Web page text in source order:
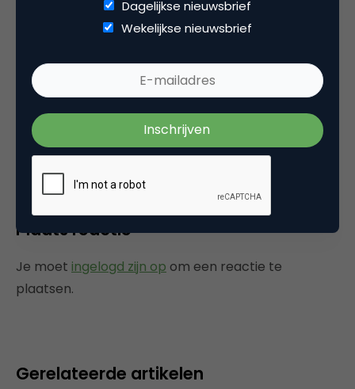
Commerce
Tags
event
Plaats reactie
Je moet ingelogd zijn op om een reactie te
plaatsen.
Gerelateerde artikelen
Dagelijkse nieuwsbrief
Wekelijkse nieuwsbrief